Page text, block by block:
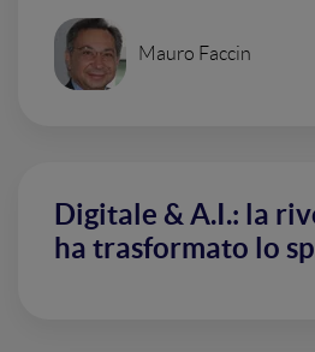
Mauro Faccin
Digitale & A.I.: la
ha trasformato lo